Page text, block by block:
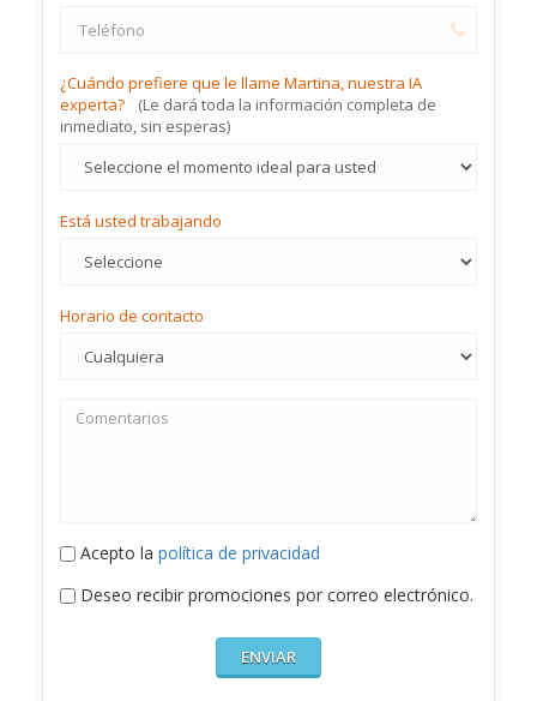
¿Cuándo prefiere que le llame Martina, nuestra IA
experta?
(Le dará toda la información completa de
inmediato, sin esperas)
Está usted trabajando
Horario de contacto
Acepto la política de privacidad
Deseo recibir promociones por correo electrónico.